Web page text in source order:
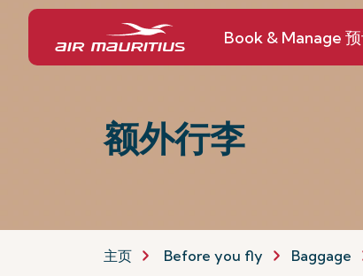
Book & Manage
额外行李
主页 Before you fly Baggage